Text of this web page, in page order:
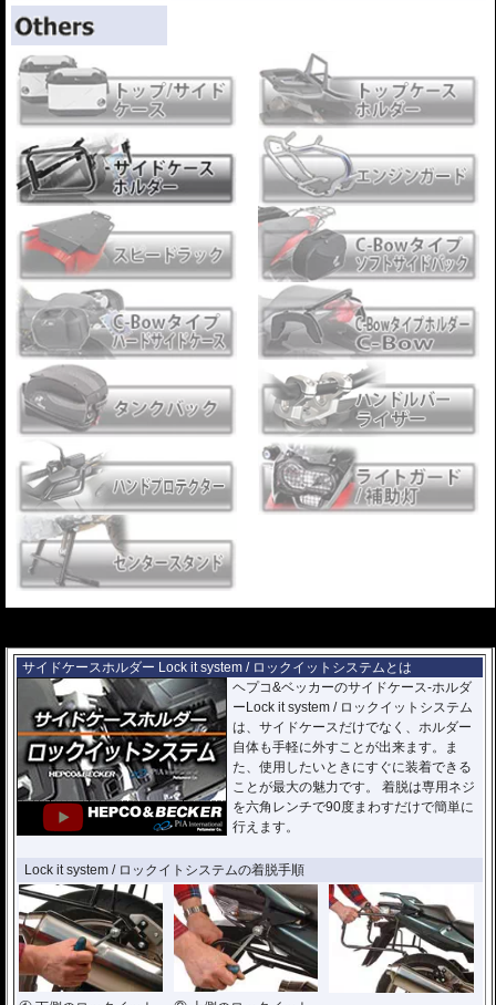
サイドケースホルダー Lock it system / ロックイットシステムとは
ヘプコ&ベッカーのサイドケース-ホルダ
ーLock it system / ロックイットシステム
は、サイドケースだけでなく、ホルダー
自体も手軽に外すことが出来ます。ま
た、使用したいときにすぐに装着できる
ことが最大の魅力です。 着脱は専用ネジ
を六角レンチで90度まわすだけで簡単に
行えます。
Lock it system / ロックイトシステムの着脱手順